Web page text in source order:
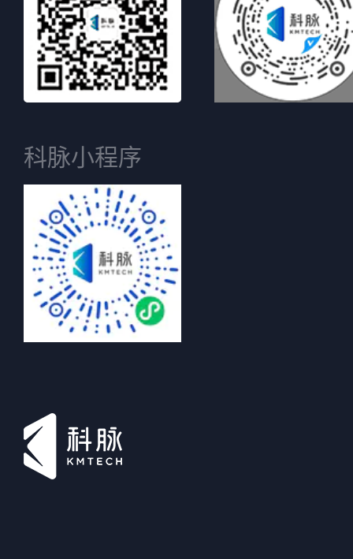
科脉小程序